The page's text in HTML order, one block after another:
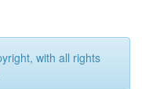
with all rights